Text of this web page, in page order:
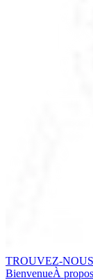
TROUVEZ-NOUS
BienvenueÀ